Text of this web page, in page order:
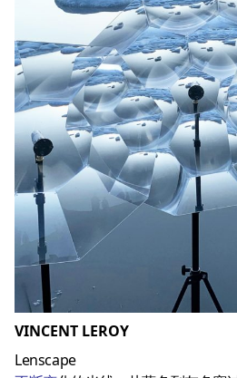
VINCENT LEROY
Lenscape